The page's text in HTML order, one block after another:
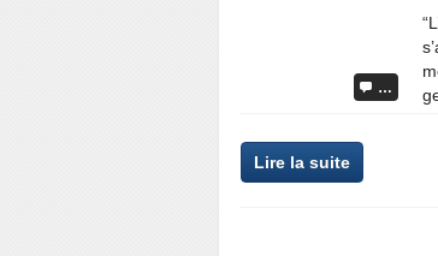
…
Lire la suite